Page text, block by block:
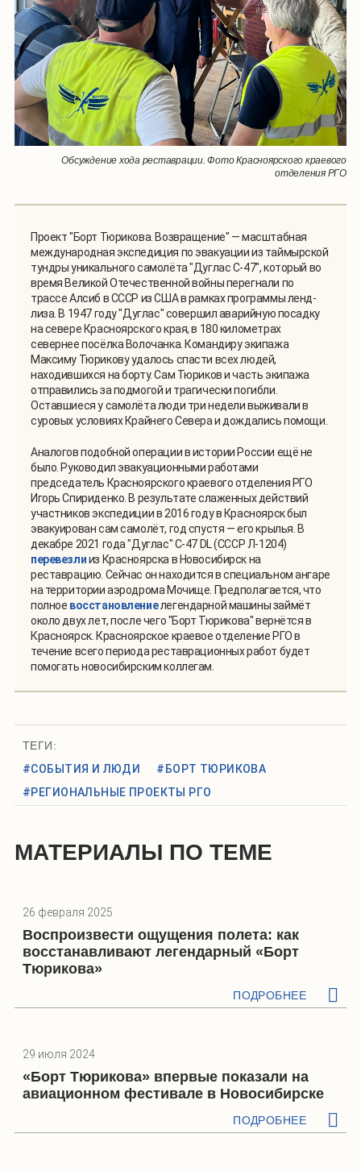
Обсуждение хода реставрации. Фото Красноярского краевого
отделения РГО
Проект "Борт Тюрикова. Возвращение" — масштабная
международная экспедиция по эвакуации из таймырской
тундры уникального самолёта "Дуглас С-47", который во
время Великой Отечественной войны перегнали по
трассе Алсиб в СССР из США в рамках программы ленд-
лиза. В 1947 году "Дуглас" совершил аварийную посадку
на севере Красноярского края, в 180 километрах
севернее посёлка Волочанка. Командиру экипажа
Максиму Тюрикову удалось спасти всех людей,
находившихся на борту. Сам Тюриков и часть экипажа
отправились за подмогой и трагически погибли.
Оставшиеся у самолёта люди три недели выживали в
суровых условиях Крайнего Севера и дождались помощи.
Аналогов подобной операции в истории России ещё не
было. Руководил эвакуационными работами
председатель Красноярского краевого отделения РГО
Игорь Спириденко. В результате слаженных действий
участников экспедиции в 2016 году в Красноярск был
эвакуирован сам самолёт, год спустя — его крылья. В
декабре 2021 года "Дуглас" С-47 DL (СССР Л-1204)
перевезлииз Красноярска в Новосибирск на
реставрацию. Сейчас он находится в специальном ангаре
на территории аэродрома Мочище. Предполагается, что
полное восстановлениелегендарной машины займёт
около двух лет, после чего "Борт Тюрикова" вернётся в
Красноярск. Красноярское краевое отделение РГО в
течение всего периода реставрационных работ будет
помогать новосибирским коллегам.
ТЕГИ:
#СОБЫТИЯ И ЛЮДИ
#БОРТ ТЮРИКОВА
#РЕГИОНАЛЬНЫЕ ПРОЕКТЫ РГО
МАТЕРИАЛЫ ПО ТЕМЕ
26 февраля 2025
Воспроизвести ощущения полета: как
восстанавливают легендарный «Борт
Тюрикова»
ПОДРОБНЕЕ
29 июля 2024
«Борт Тюрикова» впервые показали на
авиационном фестивале в Новосибирске
ПОДРОБНЕЕ